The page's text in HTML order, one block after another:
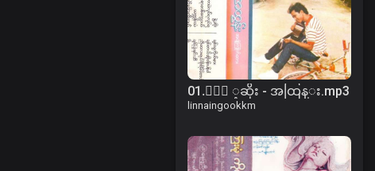
01.ႏြဲ ့ဆိုး - အထြန္း.mp3
linnaingookkm